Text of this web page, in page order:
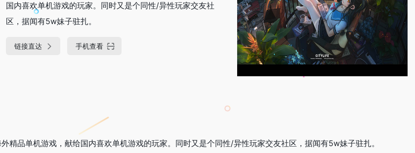
国内喜欢单机游戏的玩家。同时又是个同性/异性玩家交友社
区，据闻有5w妹子驻扎。
链接直达 手机查看
精品单机游戏，献给国内喜欢单机游戏的玩家。同时又是个同性/异性玩家交友社区，据闻有5w妹子驻扎。